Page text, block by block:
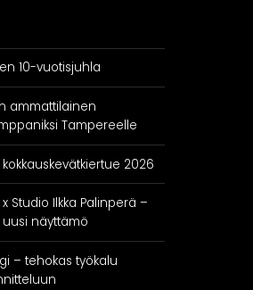
10-vuotisjuhla
ammattilainen
Tampereelle
kokkauskevätkiertue 2026
Studio Ilkka Palinperä –
näyttämö
– tehokas työkalu